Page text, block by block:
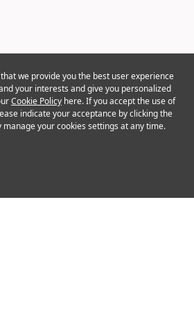
we provide you the best user experience
your interests and give you personalized
Cookie Policy here. If you accept the use of
indicate your acceptance by clicking the
manage your cookies settings at any time.